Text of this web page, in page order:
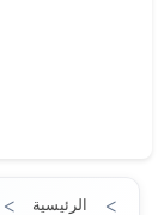
الرئيسية